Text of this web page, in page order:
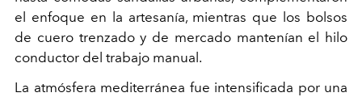
el enfoque en la artesanía, mientras que los bolsos
de cuero trenzado y de mercado mantenían el hilo
conductor del trabajo manual.
La atmósfera mediterránea fue intensificada por una